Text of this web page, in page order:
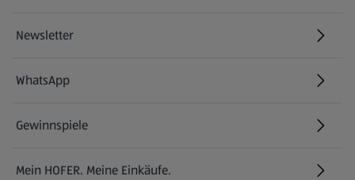
Newsletter
WhatsApp
Gewinnspiele
Mein HOFER. Meine Einkäufe.